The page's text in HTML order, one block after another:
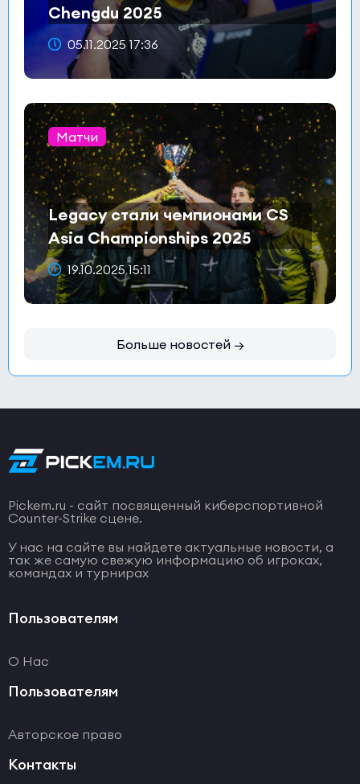
Chengdu 2025
05.11.2025 17:36
Матчи
Legacy стали чемпионами CS
Asia Championships 2025
19.10.2025 15:11
Больше новостей →
Pickem.ru - сайт посвященный киберспортивной
Counter-Strike сцене.
У нас на сайте вы найдете актуальные новости, а
так же самую свежую информацию об игроках,
командах и турнирах
Пользователям
О Нас
Пользователям
Авторское право
Контакты